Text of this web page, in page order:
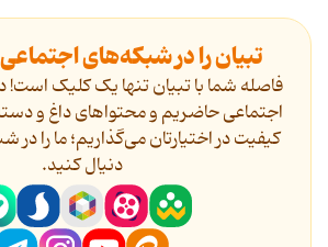
تبیان را در شبکه‌های
فاصله شما با تبیان تنها یک کلیک
اجتماعی حاضریم و محتواهای داغ و
کیفیت در اختیارتان می‌گذاریم؛ ما را
دنیال کنید.